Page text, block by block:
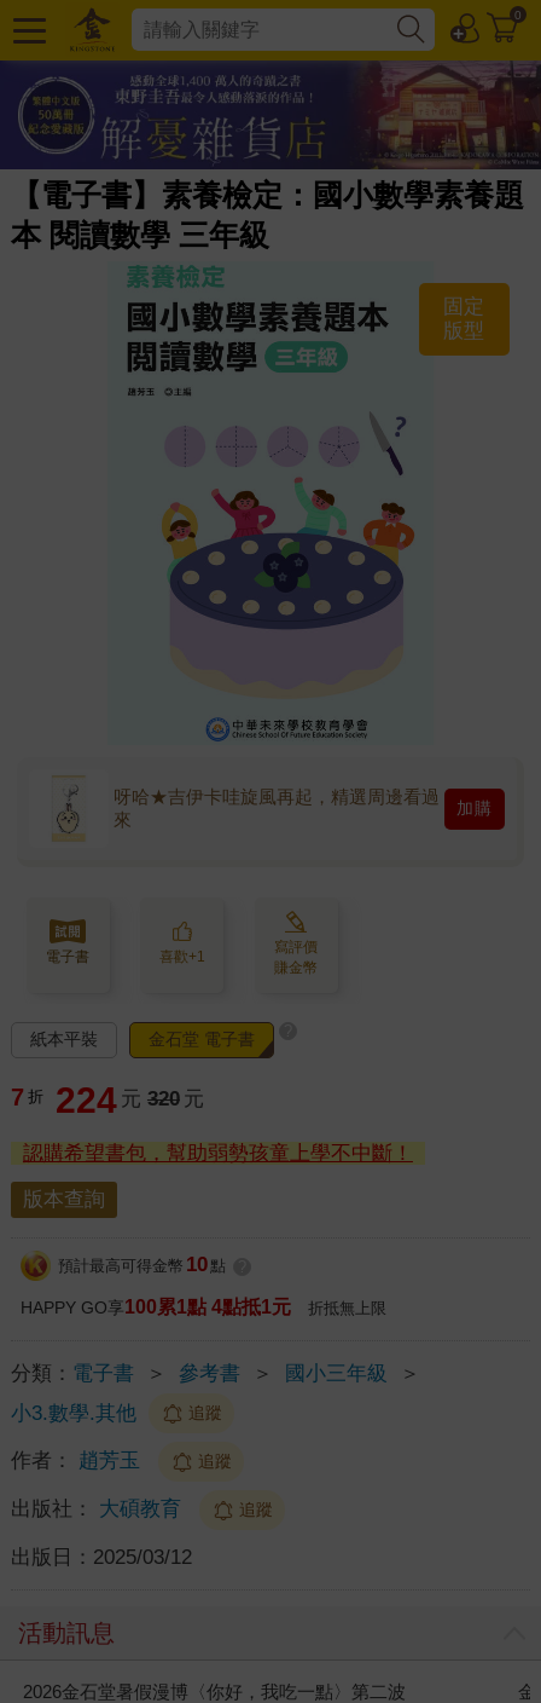
0
【電子書】素養檢定：國小數學素養題
本 閱讀數學 三年級
固定
版型
呀哈★吉伊卡哇旋風再起，精選周邊看過
來
加購
電子書 喜歡+1
寫評價
賺金幣
紙本平裝 金石堂 電子書
7 折 224 元 320 元
認購希望書包，幫助弱勢孩童上學不中斷！
版本查詢
預計最高可得金幣 10 點
HAPPY GO享100累1點 4點抵1元 折抵無上限
分類： 電子書 ＞ 參考書 ＞ 國小三年級
＞
小3.數學.其他
追蹤
作者： 趙芳玉 追蹤
出版社： 大碩教育 追蹤
出版日： 2025/03/12
活動訊息
金石堂2026海外優惠：電子書